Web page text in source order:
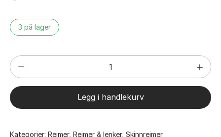
3 på lager
Brun
skinnreim
22
mm
Legg i handlekurv
Kategorier: Reimer, Reimer & lenker, Skinnreimer